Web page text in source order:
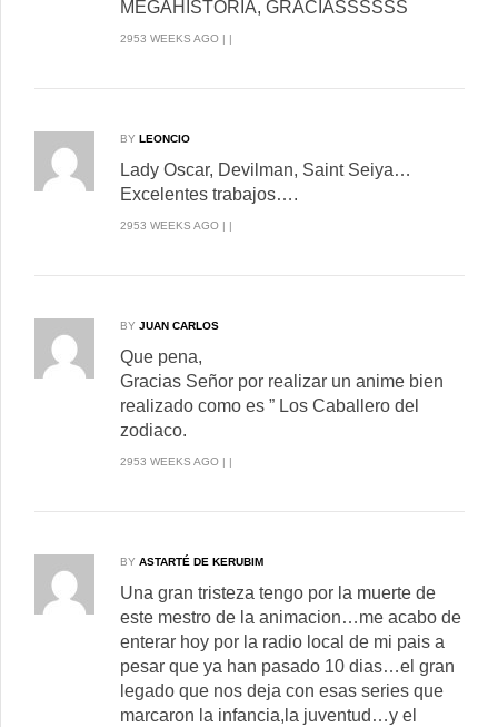
MEGAHISTORIA, GRACIASSSSSS
2953 WEEKS AGO | |
BY LEONCIO
Lady Oscar, Devilman, Saint Seiya…
Excelentes trabajos….
2953 WEEKS AGO | |
BY JUAN CARLOS
Que pena,
Gracias Señor por realizar un anime bien
realizado como es ” Los Caballero del
zodiaco.
2953 WEEKS AGO | |
BY ASTARTÉ DE KERUBIM
Una gran tristeza tengo por la muerte de
este mestro de la animacion…me acabo de
enterar hoy por la radio local de mi pais a
pesar que ya han pasado 10 dias…el gran
legado que nos deja con esas series que
marcaron la infancia,la juventud…y el